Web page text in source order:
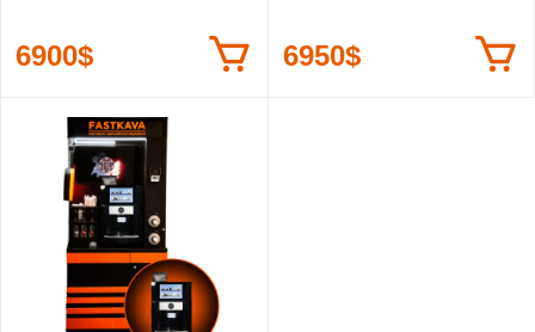
6900$ 6950$